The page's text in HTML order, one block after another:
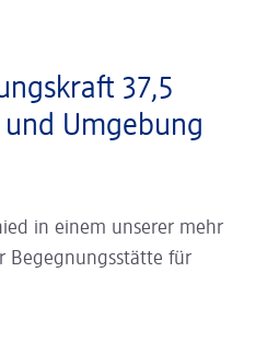
37,5
Umgebung
in einem unserer mehr
Begegnungsstätte für